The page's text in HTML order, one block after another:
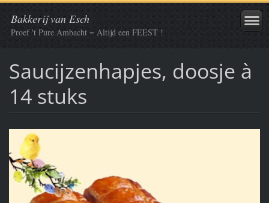
Bakkerij van Esch
Proef 't Pure Ambacht = Altijd een FEEST !
Saucijzenhapjes, doosje à
14 stuks